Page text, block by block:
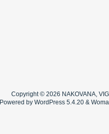
Copyright © 2026 NAKOVANA,
Powered by WordPress 5.4.20 &